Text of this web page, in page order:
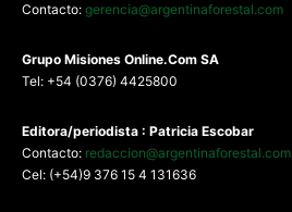
Contacto: gerencia@argentinaforestal.com
Grupo Misiones Online.Com SA
Tel: +54 (0376) 4425800
Editora/periodista : Patricia Escobar
Contacto: redaccion@argentinaforestal.com
Cel: (+54)9 376 15 4 131636